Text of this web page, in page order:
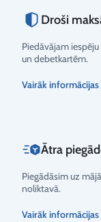
Droši
Piedāvājam
un debetkartēm.
Vairāk informācijas
Ātra
Piegādāsim uz
noliktavā.
Vairāk informācijas